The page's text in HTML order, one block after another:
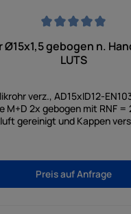
Ø15x1,5 gebogen n.
LUTS
verz., AD15xID12-
gereinigt und Kappen
Preis auf Anfrage